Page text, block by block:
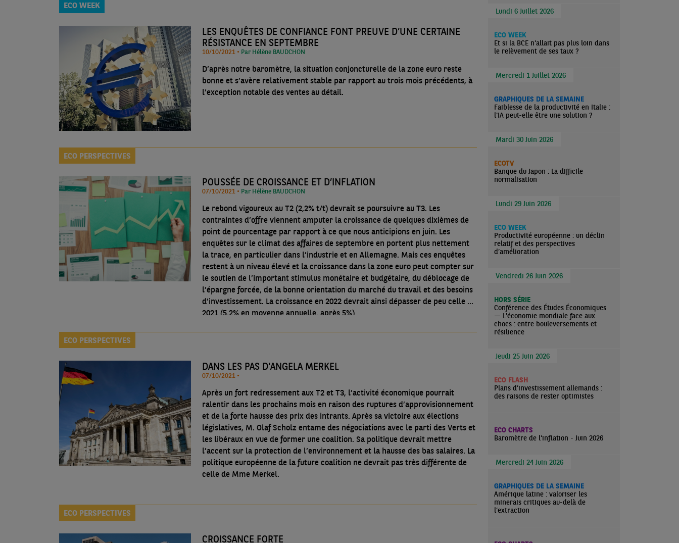
ECO WEEK
LES ENQUÊTES DE CONFIANCE FONT PREUVE D’UNE CERTAINE
RÉSISTANCE EN SEPTEMBRE
10/10/2021 • Par Hélène BAUDCHON
D’après notre baromètre, la situation conjoncturelle de la zone euro reste
bonne et s’avère relativement stable par rapport au trois mois précédents, à
l’exception notable des ventes au détail.
ECO PERSPECTIVES
POUSSÉE DE CROISSANCE ET D’INFLATION
07/10/2021 • Par Hélène BAUDCHON
Le rebond vigoureux au T2 (2,2% t/t) devrait se poursuivre au T3. Les
contraintes d’offre viennent amputer la croissance de quelques dixièmes de
point de pourcentage par rapport à ce que nous anticipions en juin. Les
enquêtes sur le climat des affaires de septembre en portent plus nettement
la trace, en particulier dans l’industrie et en Allemagne. Mais ces enquêtes
restent à un niveau élevé et la croissance dans la zone euro peut compter sur
le soutien de l’important stimulus monétaire et budgétaire, du déblocage de
l’épargne forcée, de la bonne orientation du marché du travail et des besoins
d’investissement. La croissance en 2022 devrait ainsi dépasser de peu celle de
2021 (5,2% en moyenne annuelle, après 5%)
ECO PERSPECTIVES
DANS LES PAS D'ANGELA MERKEL
07/10/2021 •
Après un fort redressement aux T2 et T3, l’activité économique pourrait
ralentir dans les prochains mois en raison des ruptures d’approvisionnement
et de la forte hausse des prix des intrants. Après sa victoire aux élections
législatives, M. Olaf Scholz entame des négociations avec le parti des Verts et
les libéraux en vue de former une coalition. Sa politique devrait mettre
l’accent sur la protection de l’environnement et la hausse des bas salaires. La
politique européenne de la future coalition ne devrait pas très différente de
celle de Mme Merkel.
ECO PERSPECTIVES
CROISSANCE FORTE
Lundi 6 Juillet 2026
ECO WEEK
Et si la BCE n'allait pas plus loin dans
le relèvement de ses taux ?
Mercredi 1 Juillet 2026
GRAPHIQUES DE LA SEMAINE
Faiblesse de la productivité en Italie :
l'IA peut-elle être une solution ?
Mardi 30 Juin 2026
ECOTV
Banque du Japon : La difficile
normalisation
Lundi 29 Juin 2026
ECO WEEK
Productivité européenne : un déclin
relatif et des perspectives
d’amélioration
Vendredi 26 Juin 2026
HORS SÉRIE
Conférence des Études Économiques
— L'économie mondiale face aux
chocs : entre bouleversements et
résilience
Jeudi 25 Juin 2026
ECO FLASH
Plans d’investissement allemands :
des raisons de rester optimistes
ECO CHARTS
Baromètre de l'inflation - Juin 2026
Mercredi 24 Juin 2026
GRAPHIQUES DE LA SEMAINE
Amérique latine : valoriser les
minerais critiques au-delà de
l’extraction